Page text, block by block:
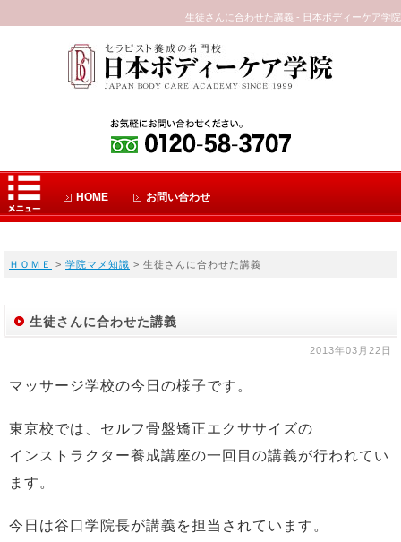
生徒さんに合わせた講義 - 日本ボディーケア学院
HOME お問い合わせ
ＨＯＭＥ > 学院マメ知識 > 生徒さんに合わせた講義
生徒さんに合わせた講義
2013年03月22日
マッサージ学校の今日の様子です。
東京校では、セルフ骨盤矯正エクササイズの
インストラクター養成講座の一回目の講義が行われてい
ます。
今日は谷口学院長が講義を担当されています。